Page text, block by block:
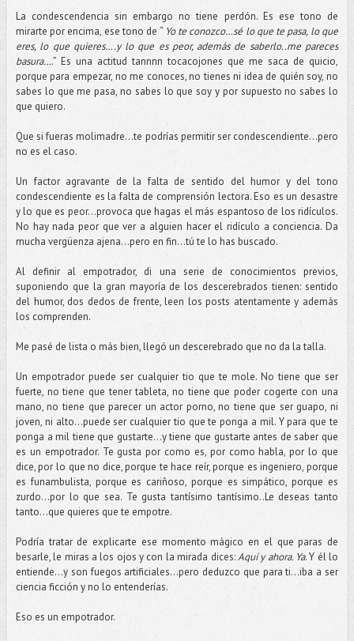
La condescendencia sin embargo no tiene perdón. Es ese tono de
mirarte por encima, ese tono de “ Yo te conozco…sé lo que te pasa, lo que
eres, lo que quieres….y lo que es peor, además de saberlo..me pareces
basura….” Es una actitud tannnn tocacojones que me saca de quicio,
porque para empezar, no me conoces, no tienes ni idea de quién soy, no
sabes lo que me pasa, no sabes lo que soy y por supuesto no sabes lo
que quiero.
Que si fueras molimadre...te podrías permitir ser condescendiente...pero
no es el caso.
Un factor agravante de la falta de sentido del humor y del tono
condescendiente es la falta de comprensión lectora. Eso es un desastre
y lo que es peor...provoca que hagas el más espantoso de los ridículos.
No hay nada peor que ver a alguien hacer el ridículo a conciencia. Da
mucha vergüenza ajena...pero en fin...tú te lo has buscado.
Al definir al empotrador, di una serie de conocimientos previos,
suponiendo que la gran mayoría de los descerebrados tienen: sentido
del humor, dos dedos de frente, leen los posts atentamente y además
los comprenden.
Me pasé de lista o más bien, llegó un descerebrado que no da la talla.
Un empotrador puede ser cualquier tio que te mole. No tiene que ser
fuerte, no tiene que tener tableta, no tiene que poder cogerte con una
mano, no tiene que parecer un actor porno, no tiene que ser guapo, ni
joven, ni alto…puede ser cualquier tio que te ponga a mil. Y para que te
ponga a mil tiene que gustarte...y tiene que gustarte antes de saber que
es un empotrador. Te gusta por como es, por como habla, por lo que
dice, por lo que no dice, porque te hace reír, porque es ingeniero, porque
es funambulista, porque es cariñoso, porque es simpático, porque es
zurdo...por lo que sea. Te gusta tantísimo tantísimo..Le deseas tanto
tanto…que quieres que te empotre.
Podría tratar de explicarte ese momento mágico en el que paras de
besarle, le miras a los ojos y con la mirada dices:Aquí y ahora. Ya. Y él lo
entiende...y son fuegos artificiales…pero deduzco que para ti...iba a ser
ciencia ficción y no lo entenderías.
Eso es un empotrador.